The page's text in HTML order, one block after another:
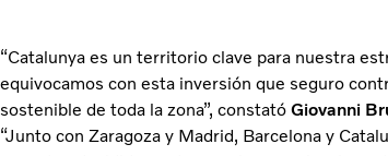
“Catalunya es un territorio clave para nuestra
equivocamos con esta inversión que seguro
sostenible de toda la zona”, constató Giovanni
“Junto con Zaragoza y Madrid, Barcelona y